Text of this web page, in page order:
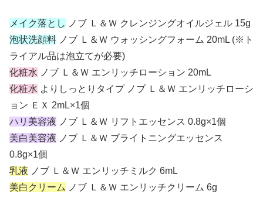
メイク落とし ノブ Ｌ＆Ｗ クレンジングオイルジェル 15g
泡状洗顔料 ノブ Ｌ＆Ｗ ウォッシングフォーム 20mL (※ト
ライアル品は泡立てが必要)
化粧水 ノブ Ｌ＆Ｗ エンリッチローション 20mL
化粧水 よりしっとりタイプ ノブ Ｌ＆Ｗ エンリッチローシ
ョン ＥＸ 2mL×1個
ハリ美容液 ノブ Ｌ＆Ｗ リフトエッセンス 0.8g×1個
美白美容液 ノブ Ｌ＆Ｗ ブライトニングエッセンス
0.8g×1個
乳液 ノブ Ｌ＆Ｗ エンリッチミルク 6mL
美白クリーム ノブ Ｌ＆Ｗ エンリッチクリーム 6g